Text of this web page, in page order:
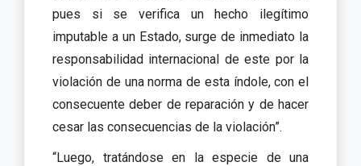
pues si se verifica un hecho ilegítimo
imputable a un Estado, surge de inmediato la
responsabilidad internacional de este por la
violación de una norma de esta índole, con el
consecuente deber de reparación y de hacer
cesar las consecuencias de la violación”.
“Luego, tratándose en la especie de una